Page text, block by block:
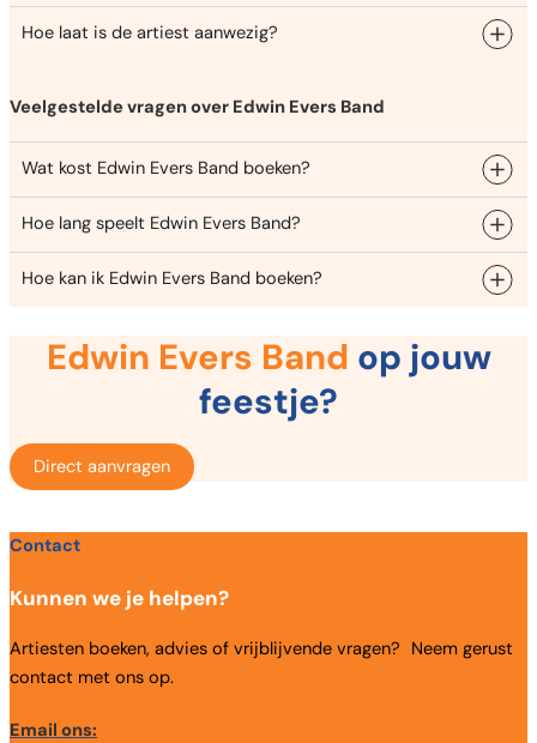
Hoe laat is de artiest aanwezig?
Veelgestelde vragen over Edwin Evers Band
Wat kost Edwin Evers Band boeken?
Hoe lang speelt Edwin Evers Band?
Hoe kan ik Edwin Evers Band boeken?
Edwin Evers Band op jouw
feestje?
Direct aanvragen
Contact
Kunnen we je helpen?
Artiesten boeken, advies of vrijblijvende vragen? Neem gerust
contact met ons op.
Email ons: